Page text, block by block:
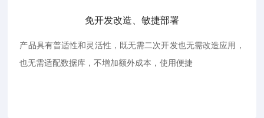
免开发改造、敏捷部署
产品具有普适性和灵活性，既无需二次开发也无需改造应用，
也无需适配数据库，不增加额外成本，使用便捷